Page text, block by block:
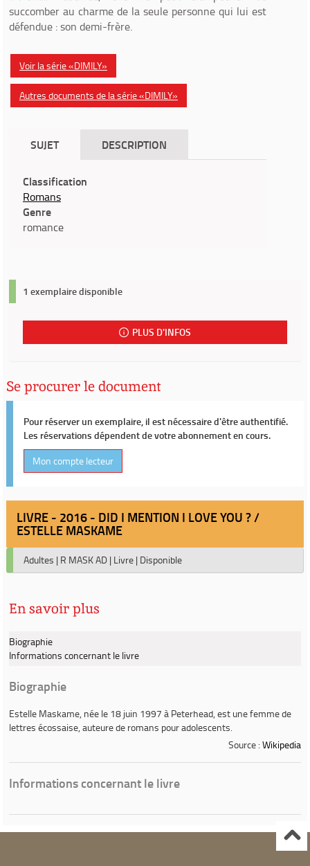
succomber au charme de la seule personne qui lui est
défendue : son demi-frère.
Voir la série «DIMILY»
Autres documents de la série «DIMILY»
SUJET DESCRIPTION
Classification
Romans
Genre
romance
1 exemplaire disponible
PLUS D'INFOS
Se procurer le document
Pour réserver un exemplaire, il est nécessaire d'être authentifié.
Les réservations dépendent de votre abonnement en cours.
Mon compte lecteur
LIVRE - 2016 - DID I MENTION I LOVE YOU ? /
ESTELLE MASKAME
Adultes | R MASK AD | Livre | Disponible
En savoir plus
Biographie
Informations concernant le livre
Biographie
Estelle Maskame, née le 18 juin 1997 à Peterhead, est une femme de
lettres écossaise, auteure de romans pour adolescents.
Source : Wikipedia
Informations concernant le livre